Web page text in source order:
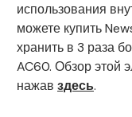
использования
можете купить
хранить в 3 раза
AC60. Обзор этой
нажав здесь.